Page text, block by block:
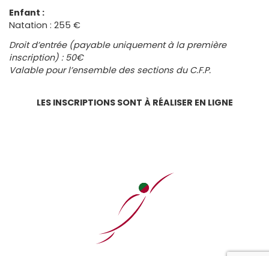
Enfant :
Natation : 255 €
Droit d’entrée (payable uniquement à la première
inscription) : 50€
Valable pour l’ensemble des sections du C.F.P.
LES INSCRIPTIONS SONT À RÉALISER EN LIGNE